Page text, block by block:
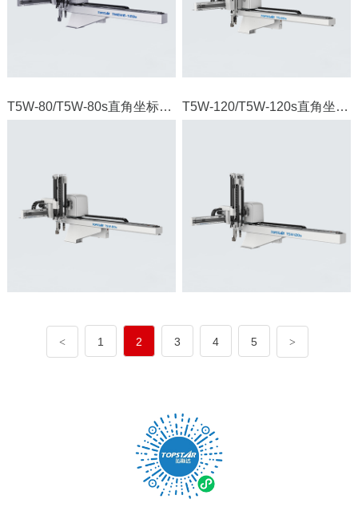
T5W-80/T5W-80s直角坐标机器人 T5W-120/T5W-120s直角坐标机器人
< 1 2 3 4 5 >